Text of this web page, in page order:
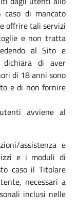
di mancato
offrire tali servizi
e non tratta
al Sito e
di aver
di 18 anni sono
e di non fornire
avviene al
assistenza e
e i moduli di
caso il Titolare
necessari a
inclusi nelle